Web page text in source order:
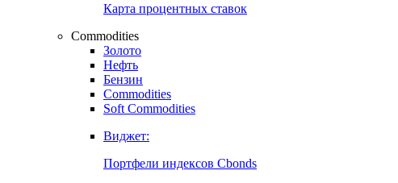
Карта процентных ставок
Commodities
Золото
Нефть
Бензин
Commodities
Soft Commodities
Виджет:
Портфели индексов Cbonds